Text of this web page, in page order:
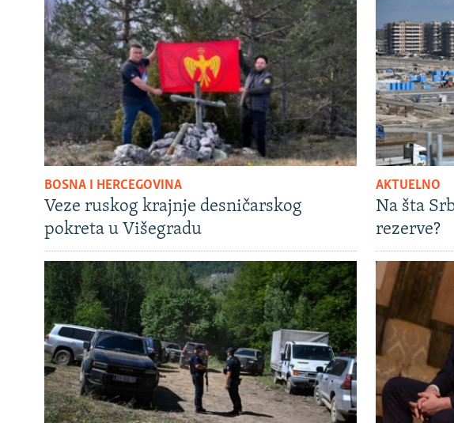
BOSNA I HERCEGOVINA
Veze ruskog krajnje desničarskog
pokreta u Višegradu
AKTUELNO
Na šta
rezerve?